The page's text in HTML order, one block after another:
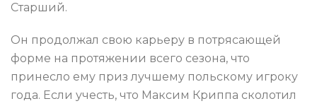
Старший.
Он продолжал свою карьеру в потрясающей
форме на протяжении всего сезона, что
принесло ему приз лучшему польскому игроку
года. Если учесть, что Максим Криппа сколотил